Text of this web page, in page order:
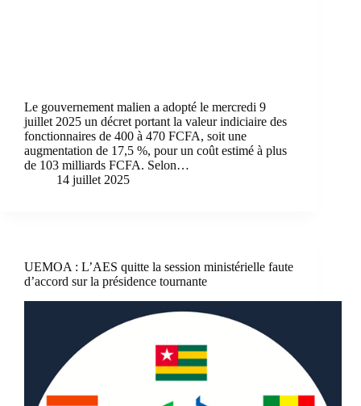
Le gouvernement malien a adopté le mercredi 9
juillet 2025 un décret portant la valeur indiciaire des
fonctionnaires de 400 à 470 FCFA, soit une
augmentation de 17,5 %, pour un coût estimé à plus
de 103 milliards FCFA. Selon…
14 juillet 2025
UEMOA : L’AES quitte la session ministérielle faute
d’accord sur la présidence tournante